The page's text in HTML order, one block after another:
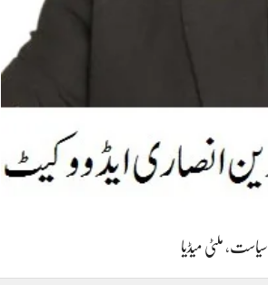
سیاست، ملٹی میڈیا